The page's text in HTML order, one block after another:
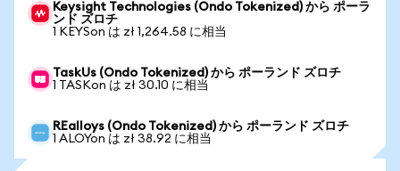
Keysight Technologies (Ondo Tokenized) から ポーラ
ンド ズロチ
1 KEYSon は zł 1,264.58 に相当
TaskUs (Ondo Tokenized) から ポーランド ズロチ
1 TASKon は zł 30.10 に相当
REalloys (Ondo Tokenized) から ポーランド ズロチ
1 ALOYon は zł 38.92 に相当